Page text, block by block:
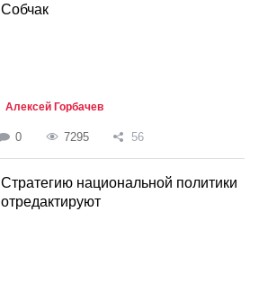
Собчак
Алексей Горбачев
0 7295 56
Стратегию национальной политики
отредактируют